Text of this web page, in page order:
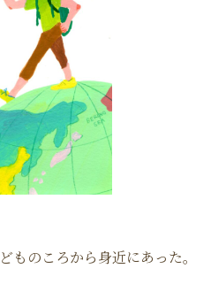
ものころから身近にあった。